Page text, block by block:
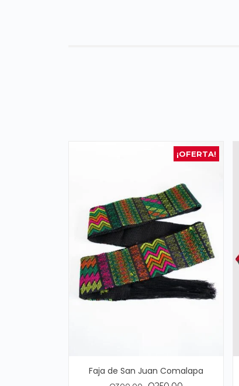
¡OFERTA!
Faja de San Juan Comalapa